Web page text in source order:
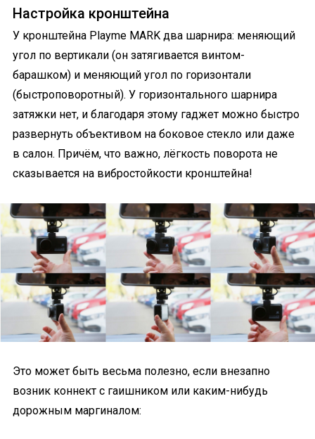
Настройка кронштейна
У кронштейна Playme MARK два шарнира: меняющий
угол по вертикали (он затягивается винтом-
барашком) и меняющий угол по горизонтали
(быстроповоротный). У горизонтального шарнира
затяжки нет, и благодаря этому гаджет можно быстро
развернуть объективом на боковое стекло или даже
в салон. Причём, что важно, лёгкость поворота не
сказывается на вибростойкости кронштейна!
Это может быть весьма полезно, если внезапно
возник коннект с гаишником или каким-нибудь
дорожным маргиналом: